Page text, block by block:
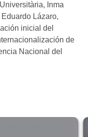
Inma
Lázaro,
inicial del
de
Nacional del